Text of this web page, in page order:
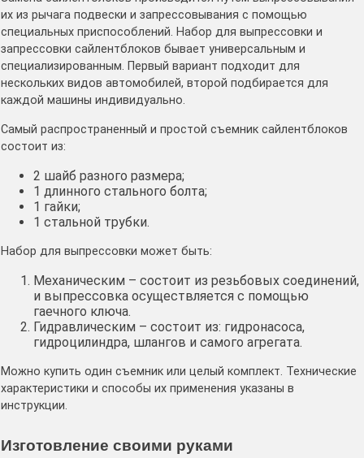
их из рычага подвески и запрессовывания с помощью
специальных приспособлений. Набор для выпрессовки и
запрессовки сайлентблоков бывает универсальным и
специализированным. Первый вариант подходит для
нескольких видов автомобилей, второй подбирается для
каждой машины индивидуально.
Самый распространенный и простой съемник сайлентблоков
состоит из:
2 шайб разного размера;
1 длинного стального болта;
1 гайки;
1 стальной трубки.
Набор для выпрессовки может быть:
Механическим – состоит из резьбовых соединений,
и выпрессовка осуществляется с помощью
гаечного ключа.
Гидравлическим – состоит из: гидронасоса,
гидроцилиндра, шлангов и самого агрегата.
Можно купить один съемник или целый комплект. Технические
характеристики и способы их применения указаны в
инструкции.
Изготовление своими руками